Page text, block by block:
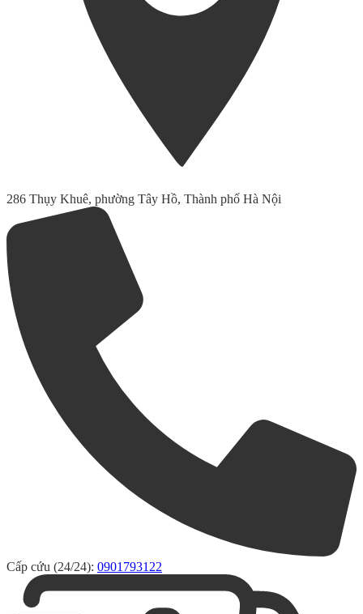
286 Thụy Khuê, phường Tây Hồ, Thành phố Hà Nội
Cấp cứu (24/24): 0901793122